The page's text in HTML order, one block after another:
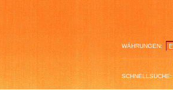
WÄHRUNGEN:
SCHNELLSUCHE: